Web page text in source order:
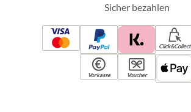
Sicher bezahlen
Click&Collect
Vorkasse Voucher